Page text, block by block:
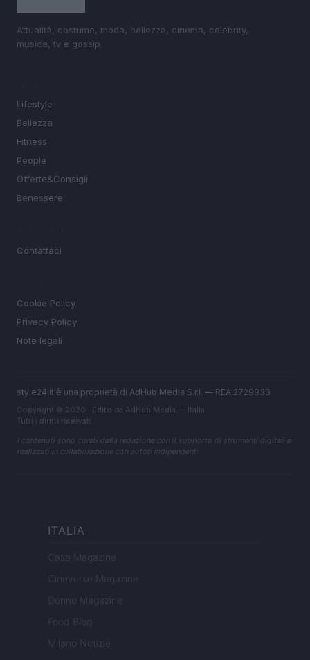
Attualità, costume, moda, bellezza, cinema, celebrity,
musica, tv e gossip.
Lifestyle
Bellezza
Fitness
People
Offerte&Consigli
Benessere
Contattaci
Cookie Policy
Privacy Policy
Note legali
style24.it è una proprietà di AdHub Media S.r.l. — REA 2729933
Copyright © 2026 · Edito da AdHub Media — Italia
Tutti i diritti riservati
I contenuti sono curati dalla redazione con il supporto di strumenti digitali e
realizzati in collaborazione con autori indipendenti.
ITALIA
Casa Magazine
Cineverse Magazine
Donne Magazine
Food Blog
Milano Notizie